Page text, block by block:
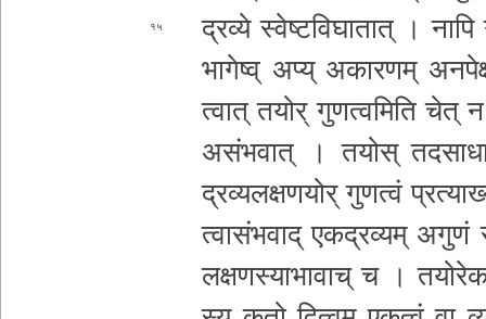
१५
द्रव्ये स्वे­ष्ट­वि­घा­ता­त् ।
भा­गे­ष्व् अप्य् अ­का­र­ण­म्
त्वा­त् तयोर् गु­ण­त्व­मि­ति चेत्
अ­सं­भ­वा­त् । तयोस्
द्रव्य­ल­क्ष­ण­यो­र् गुणत्वं
त्वा­सं­भ­वा­द् ए­क­द्र­व्य­म् अगुणं
ल­क्ष­ण­स्या­भा­वा­च् च ।